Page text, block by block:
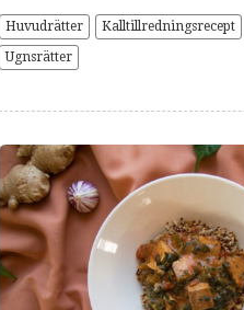
Huvudrätter Kalltillredningsrecept
Ugnsrätter